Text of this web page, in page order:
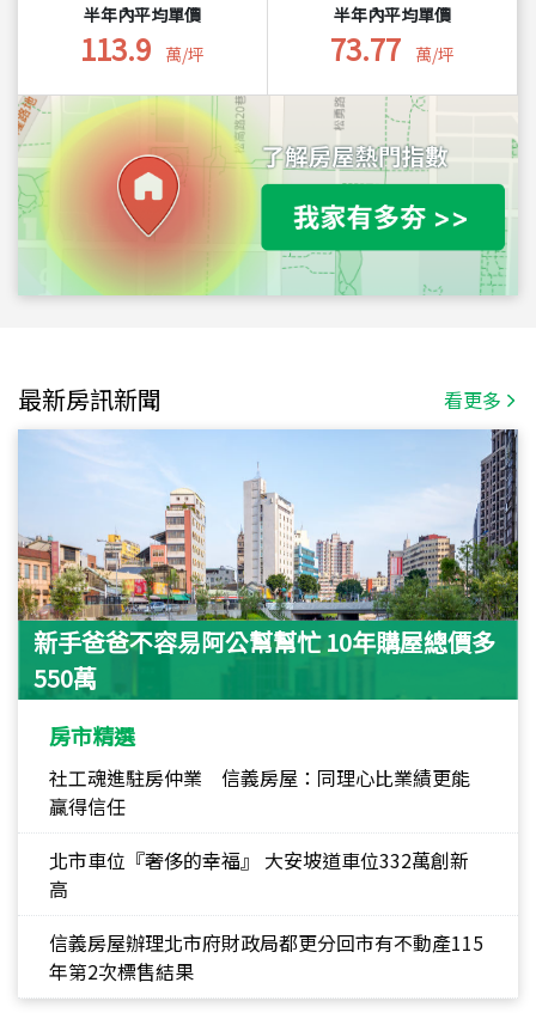
半年內平均單價
113.9 萬/坪
半年內平均單價
73.77 萬/坪
最新房訊新聞 看更多
新手爸爸不容易阿公幫幫忙 10年購屋總價多
550萬
房市精選
社工魂進駐房仲業 信義房屋：同理心比業績更能
贏得信任
北市車位『奢侈的幸福』 大安坡道車位332萬創新
高
信義房屋辦理北市府財政局都更分回市有不動產115
年第2次標售結果